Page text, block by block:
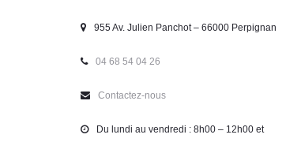
955 Av. Julien Panchot – 66000 Perpignan
04 68 54 04 26
Contactez-nous
Du lundi au vendredi : 8h00 – 12h00 et